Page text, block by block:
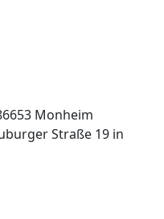
Monheim
Straße 19 in